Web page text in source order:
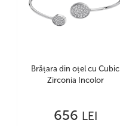
Brățara din oțel cu Cubic
Zirconia Incolor
656 LEI